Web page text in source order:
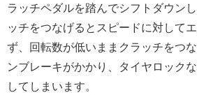
ラッチペダルを踏んでシフトダウン
ッチをつなげるとスピードに対して
ず、回転数が低いままクラッチをつ
ンブレーキがかかり、タイヤロック
してしまいます。